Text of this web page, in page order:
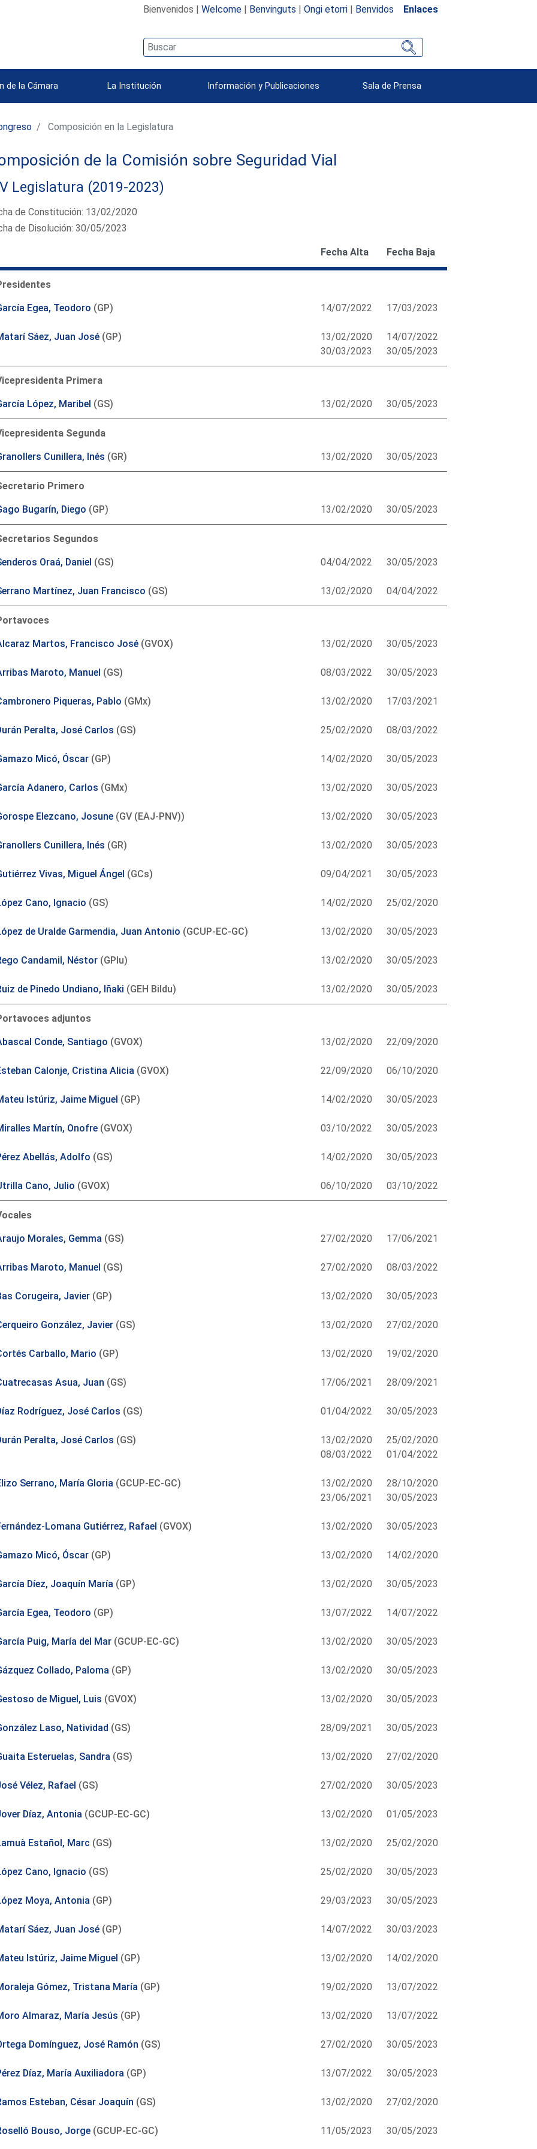
Bienvenidos | Welcome| Benvinguts | Ongi etorri| Benvidos Enlaces
de la Cámara La Institución Información y Publicaciones Sala de Prensa
Composición en la Legislatura
de la Comisión sobre Seguridad Vial
Legislatura (2019-2023)
de Constitución: 13/02/2020
de Disolución: 30/05/2023
Fecha Alta Fecha Baja
Egea, Teodoro (GP) 14/07/2022 17/03/2023
Sáez, Juan José(GP)
13/02/2020
30/03/2023
14/07/2022
30/05/2023
Primera
López, Maribel (GS) 13/02/2020 30/05/2023
Segunda
Cunillera, Inés (GR) 13/02/2020 30/05/2023
Primero
Bugarín, Diego (GP) 13/02/2020 30/05/2023
Segundos
Oraá, Daniel (GS) 04/04/2022 30/05/2023
Martínez, Juan Francisco (GS) 13/02/2020 04/04/2022
Martos, Francisco José(GVOX) 13/02/2020 30/05/2023
Maroto, Manuel (GS) 08/03/2022 30/05/2023
Piqueras, Pablo (GMx) 13/02/2020 17/03/2021
Peralta, José Carlos (GS) 25/02/2020 08/03/2022
Micó, Óscar(GP) 14/02/2020 30/05/2023
Adanero, Carlos (GMx) 13/02/2020 30/05/2023
Elezcano, Josune(GV (EAJ-PNV)) 13/02/2020 30/05/2023
Cunillera, Inés (GR) 13/02/2020 30/05/2023
Vivas, Miguel Ángel (GCs) 09/04/2021 30/05/2023
Cano, Ignacio (GS) 14/02/2020 25/02/2020
de Uralde Garmendia, Juan Antonio (GCUP-EC-GC) 13/02/2020 30/05/2023
Candamil, Néstor(GPlu) 13/02/2020 30/05/2023
de Pinedo Undiano, Iñaki (GEH Bildu) 13/02/2020 30/05/2023
adjuntos
Conde, Santiago (GVOX) 13/02/2020 22/09/2020
Calonje, Cristina Alicia (GVOX) 22/09/2020 06/10/2020
Istúriz, Jaime Miguel (GP) 14/02/2020 30/05/2023
Martín, Onofre(GVOX) 03/10/2022 30/05/2023
Abellás, Adolfo (GS) 14/02/2020 30/05/2023
Cano, Julio (GVOX) 06/10/2020 03/10/2022
Morales, Gemma (GS) 27/02/2020 17/06/2021
Maroto, Manuel (GS) 27/02/2020 08/03/2022
Corugeira, Javier(GP) 13/02/2020 30/05/2023
González, Javier(GS) 13/02/2020 27/02/2020
Carballo, Mario (GP) 13/02/2020 19/02/2020
Asua, Juan (GS) 17/06/2021 28/09/2021
Rodríguez, José Carlos (GS) 01/04/2022 30/05/2023
Peralta, José Carlos (GS)
13/02/2020
08/03/2022
25/02/2020
01/04/2022
Serrano, María Gloria (GCUP-EC-GC)
13/02/2020
23/06/2021
28/10/2020
30/05/2023
Lomana Gutiérrez, Rafael (GVOX) 13/02/2020 30/05/2023
Micó, Óscar(GP) 13/02/2020 14/02/2020
Díez, Joaquín María (GP) 13/02/2020 30/05/2023
Egea, Teodoro (GP) 13/07/2022 14/07/2022
Puig, María del Mar(GCUP-EC-GC) 13/02/2020 30/05/2023
Collado, Paloma (GP) 13/02/2020 30/05/2023
de Miguel, Luis (GVOX) 13/02/2020 30/05/2023
Laso, Natividad (GS) 28/09/2021 30/05/2023
Esteruelas, Sandra (GS) 13/02/2020 27/02/2020
Vélez, Rafael (GS) 27/02/2020 30/05/2023
Díaz, Antonia (GCUP-EC-GC) 13/02/2020 01/05/2023
Estañol, Marc (GS) 13/02/2020 25/02/2020
Cano, Ignacio (GS) 25/02/2020 30/05/2023
Moya, Antonia (GP) 29/03/2023 30/05/2023
Sáez, Juan José(GP) 14/07/2022 30/03/2023
Istúriz, Jaime Miguel (GP) 13/02/2020 14/02/2020
Gómez, Tristana María (GP) 19/02/2020 13/07/2022
Almaraz, María Jesús (GP) 13/02/2020 13/07/2022
Domínguez, José Ramón (GS) 27/02/2020 30/05/2023
Díaz, María Auxiliadora (GP) 13/07/2022 30/05/2023
Esteban, César Joaquín (GS) 13/02/2020 27/02/2020
Bouso, Jorge(GCUP-EC-GC) 11/05/2023 30/05/2023